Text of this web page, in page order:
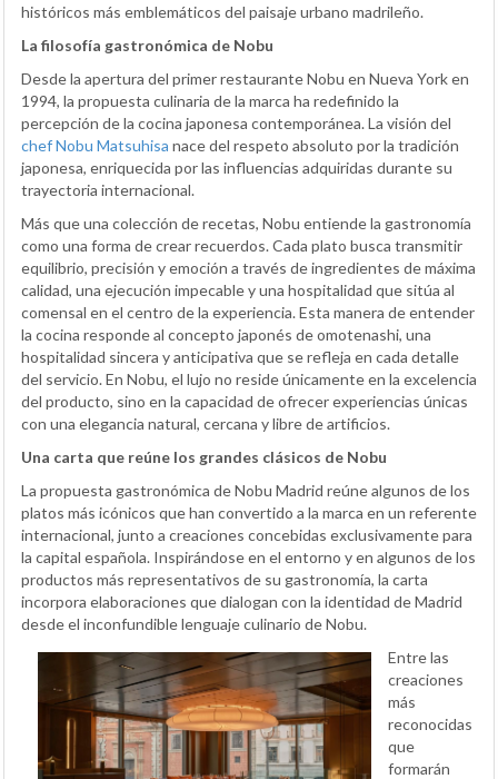
históricos más emblemáticos del paisaje urbano madrileño.
La filosofía gastronómica de Nobu
Desde la apertura del primer restaurante Nobu en Nueva York en
1994, la propuesta culinaria de la marca ha redefinido la
percepción de la cocina japonesa contemporánea. La visión del
chef Nobu Matsuhisa nace del respeto absoluto por la tradición
japonesa, enriquecida por las influencias adquiridas durante su
trayectoria internacional.
Más que una colección de recetas, Nobu entiende la gastronomía
como una forma de crear recuerdos. Cada plato busca transmitir
equilibrio, precisión y emoción a través de ingredientes de máxima
calidad, una ejecución impecable y una hospitalidad que sitúa al
comensal en el centro de la experiencia. Esta manera de entender
la cocina responde al concepto japonés de omotenashi, una
hospitalidad sincera y anticipativa que se refleja en cada detalle
del servicio. En Nobu, el lujo no reside únicamente en la excelencia
del producto, sino en la capacidad de ofrecer experiencias únicas
con una elegancia natural, cercana y libre de artificios.
Una carta que reúne los grandes clásicos de Nobu
La propuesta gastronómica de Nobu Madrid reúne algunos de los
platos más icónicos que han convertido a la marca en un referente
internacional, junto a creaciones concebidas exclusivamente para
la capital española. Inspirándose en el entorno y en algunos de los
productos más representativos de su gastronomía, la carta
incorpora elaboraciones que dialogan con la identidad de Madrid
desde el inconfundible lenguaje culinario de Nobu.
Entre las
creaciones
más
reconocidas
que
formarán